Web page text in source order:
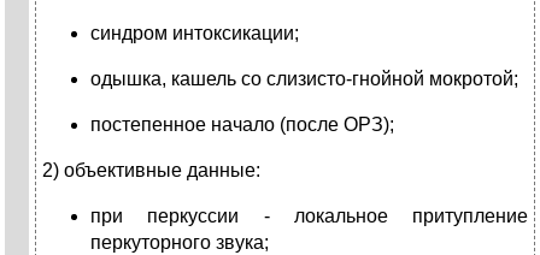
синдром интоксикации;
одышка, кашель со слизисто-гнойной мокротой;
постепенное начало (после ОРЗ);
2) объективные данные:
при перкуссии ‑ локальное притупление
перкуторного звука;